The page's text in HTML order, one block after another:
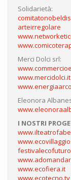
Solidarietà:
arteirregolare
Merci Dolci srl:
www.mercidolci.it
Eleonora
I NOSTRI
www.ecofiera.it
www.ecotecno.tv